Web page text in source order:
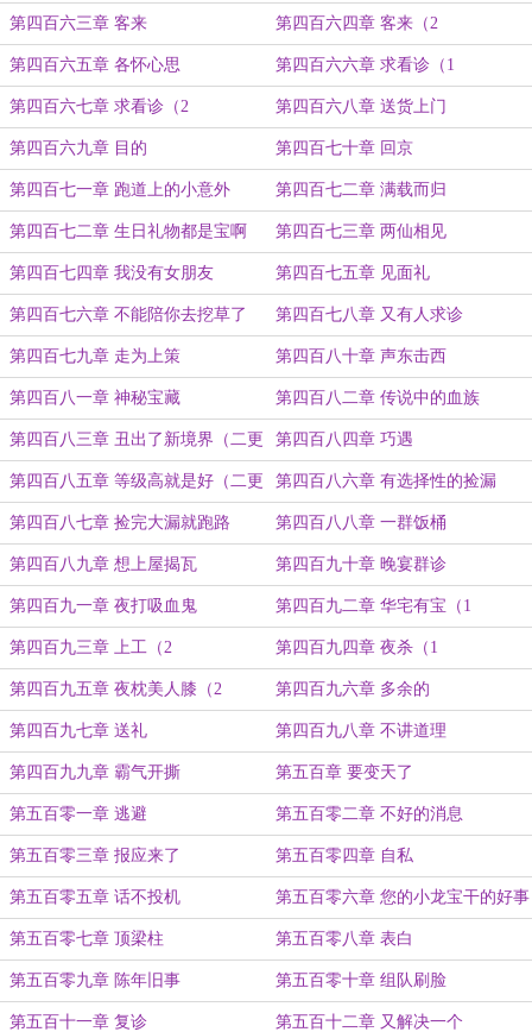
第四百六三章 客来 第四百六四章 客来（2
第四百六五章 各怀心思 第四百六六章 求看诊（1
第四百六七章 求看诊（2 第四百六八章 送货上门
第四百六九章 目的 第四百七十章 回京
第四百七一章 跑道上的小意外 第四百七二章 满载而归
第四百七二章 生日礼物都是宝啊 第四百七三章 两仙相见
第四百七四章 我没有女朋友 第四百七五章 见面礼
第四百七六章 不能陪你去挖草了 第四百七八章 又有人求诊
第四百七九章 走为上策 第四百八十章 声东击西
第四百八一章 神秘宝藏 第四百八二章 传说中的血族
第四百八三章 丑出了新境界（二更 第四百八四章 巧遇
第四百八五章 等级高就是好（二更 第四百八六章 有选择性的捡漏
第四百八七章 捡完大漏就跑路 第四百八八章 一群饭桶
第四百八九章 想上屋揭瓦 第四百九十章 晚宴群诊
第四百九一章 夜打吸血鬼 第四百九二章 华宅有宝（1
第四百九三章 上工（2 第四百九四章 夜杀（1
第四百九五章 夜枕美人膝（2 第四百九六章 多余的
第四百九七章 送礼 第四百九八章 不讲道理
第四百九九章 霸气开撕 第五百章 要变天了
第五百零一章 逃避 第五百零二章 不好的消息
第五百零三章 报应来了 第五百零四章 自私
第五百零五章 话不投机 第五百零六章 您的小龙宝干的好事
第五百零七章 顶梁柱 第五百零八章 表白
第五百零九章 陈年旧事 第五百零十章 组队刷脸
第五百十一章 复诊 第五百十二章 又解决一个